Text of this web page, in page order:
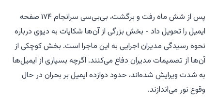
پس از شش ماه رفت و برگشت، بی‌بی‌سی سرانجام ۱۷۴ صفحه
ایمیل را تحویل داد - بخش بزرگی از آن‌ها شکایات به دیوی درباره
نحوه رسیدگی مدیران اجرایی به این ماجرا است. بخش کوچکی از
آن‌ها از تصمیمات مدیران دفاع می‌کنند. اگرچه بسیاری از ایمیل‌ها
به شدت ویرایش شده‌اند، حدود دوازده ایمیل بر بحران در حال
وقوع نور می‌اندازند.